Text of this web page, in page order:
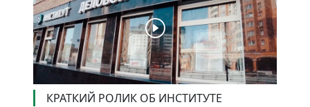
КРАТКИЙ РОЛИК ОБ ИНСТИТУТЕ